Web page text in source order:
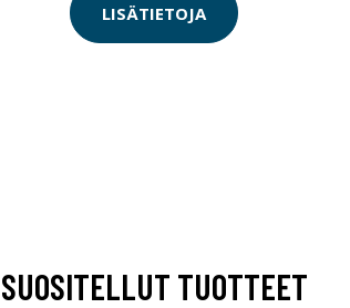
LISÄTIETOJA
SUOSITELLUT TUOTTEET